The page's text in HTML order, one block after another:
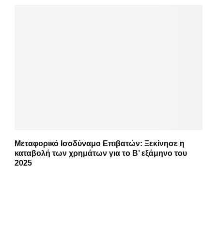
Μεταφορικό Ισοδύναμο Επιβατών: Ξεκίνησε η
καταβολή των χρημάτων για το Β’ εξάμηνο του
2025